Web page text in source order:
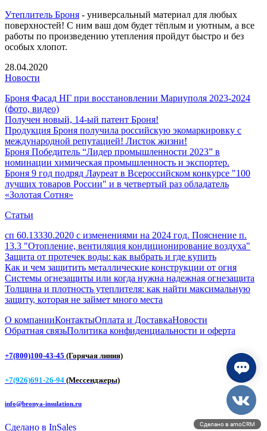
Утеплитель Броня - универсальный материал для любых
поверхностей! С ним ваш дом будет тёплым и уютным, а все
работы по произведению утепления пройдут быстро и без
особых хлопот.
28.04.2020
Новости
Броня Фасад НГ при восстановлении Мариуполя 2023-2024
(фото, видео)
Получен новый, 14-ый патент Броня!
Продукция Броня получила российскую экомаркировку с
международной репутацией! Листок жизни!
Броня Победитель “Лидер промышленности 2023” в
номинации химическая промышленность и экспортер.
Броня 9 год подряд Лауреат в Всероссийском конкурсе "100
лучших товаров России" и в четвертый раз обладатель
«Золотая Сотня»
Статьи
сп 60.13330.2020 с изменениями на 2024 год. Пояснение п.
13.3 "Отопление, вентиляция кондиционирование воздуха"
Защита от протечек воды: как выбрать и где купить
Как и чем защитить металлические конструкции от огня
Системы огнезащиты или когда нужна надежная огнезащита
Толщина и плотность утеплителя: как найти максимальную
защиту, которая не займет много места
О компанииКонтактыОплата и ДоставкаНовости
Обратная связьПолитика конфиденциальности и оферта
+7(800)100-43-45 (Горячая линия)
+7(926)691-26-94 (Мессенджеры)
info@bronya-insulation.ru
Сделано в InSales Сделано в amoCRM